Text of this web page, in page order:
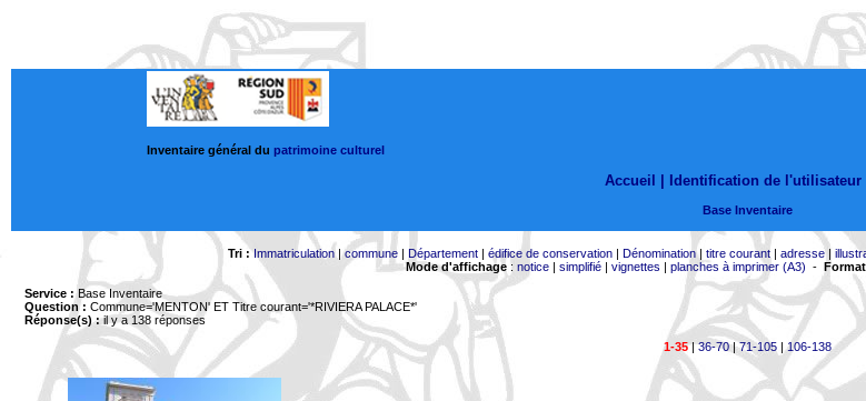
Inventaire général du patrimoine culturel
Accueil | Identification de l'utilisateur
Base Inventaire
Tri : Immatriculation|commune| Département| édifice de conservation| Dénomination| titre courant| adresse|
Mode d'affichage: notice| simplifié| vignettes | planches à imprimer (A3) -
Service : Base Inventaire
Question : Commune='MENTON' ET Titre courant='*RIVIERA PALACE*'
Réponse(s) :il y a 138 réponses
1-35|36-70|71-105| 106-138